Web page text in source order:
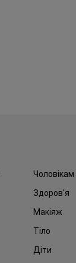
Чоловікам
Здоров'я
Макіяж
Тіло
Діти